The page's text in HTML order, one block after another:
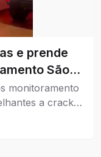
e prende
São
monitoramento
a crack